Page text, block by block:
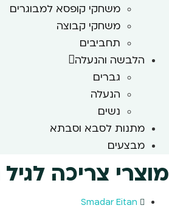
משחקי קופסא למבוגרים
משחקי קבוצה
תחביבים
הלבשה והנעלה
גברים
הנעלה
נשים
מתנות לסבא וסבתא
מבצעים
מוצרי צריכה
Smadar Eitan